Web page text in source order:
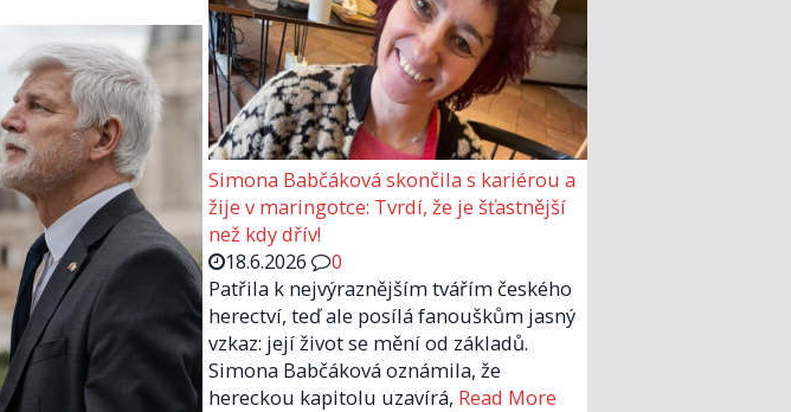
Simona Babčáková skončila s kariérou a
žije v maringotce: Tvrdí, že je šťastnější
než kdy dřív!
18.6.2026
0
Patřila k nejvýraznějším tvářím českého
herectví, teď ale posílá fanouškům jasný
vzkaz: její život se mění od základů.
Simona Babčáková oznámila, že
hereckou kapitolu uzavírá, Read More